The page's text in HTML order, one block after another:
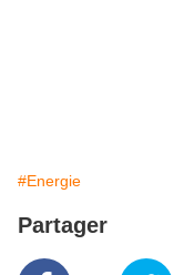
#Energie
Partager